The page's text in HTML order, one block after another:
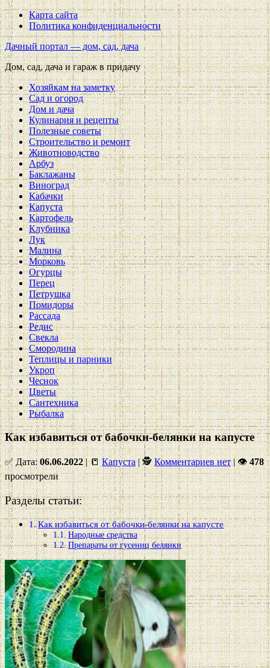
Карта сайта
Политика конфиденциальности
Дачный портал — дом, сад, дача
Дом, сад, дача и гараж в придачу
Хозяйкам на заметку
Сад и огород
Дом и дача
Кулинария и рецепты
Полезные советы
Строительство и ремонт
Животноводство
Арбуз
Баклажаны
Виноград
Кабачки
Капуста
Картофель
Клубника
Лук
Малина
Морковь
Огурцы
Перец
Петрушка
Помидоры
Рассада
Редис
Свекла
Смородина
Теплицы и парники
Укроп
Чеснок
Цветы
Сантехника
Рыбалка
Как избавиться от бабочки-белянки на капусте
✅ Дата:06.06.2022| 📒Капуста| 🕵Комментариев нет|👁478
просмотрели
Разделы статьи:
Как избавиться от бабочки-белянки на капусте
Народные средства
Препараты от гусениц белянки